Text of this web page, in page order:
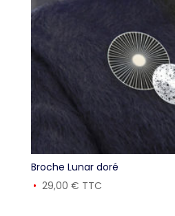
Broche Lunar doré
29,00 € TTC